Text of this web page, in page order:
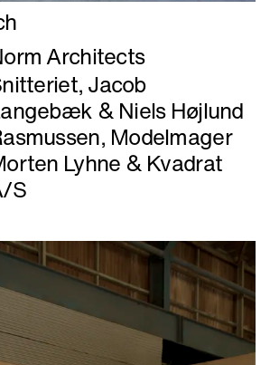
Architects
Jacob
& Niels Højlund
, Modelmager
Lyhne &Kvadrat
S